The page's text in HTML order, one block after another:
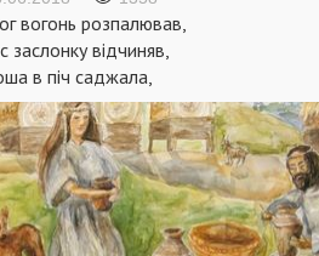
вогонь розпалював,
заслонку відчиняв,
в піч саджала,